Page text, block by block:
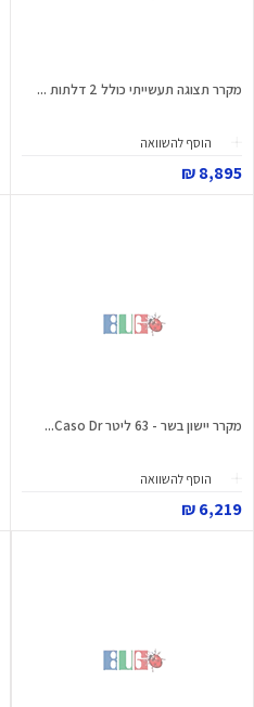
מקרר תצוגה תעשייתי כולל 2 דלתות ...
הוסף להשוואה
8,895 ₪
מקרר יישון בשר - 63 ליטר Caso Dr...
הוסף להשוואה
6,219 ₪